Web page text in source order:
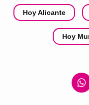
Hoy Alicante
Hoy